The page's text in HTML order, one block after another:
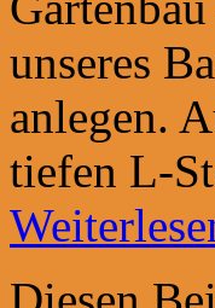
unseres
anlegen.
tiefen L-